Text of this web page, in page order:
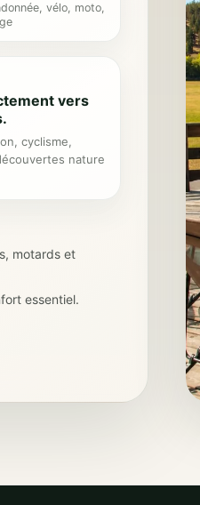
vélo, moto,
vers
cyclisme,
nature
motards et
essentiel.